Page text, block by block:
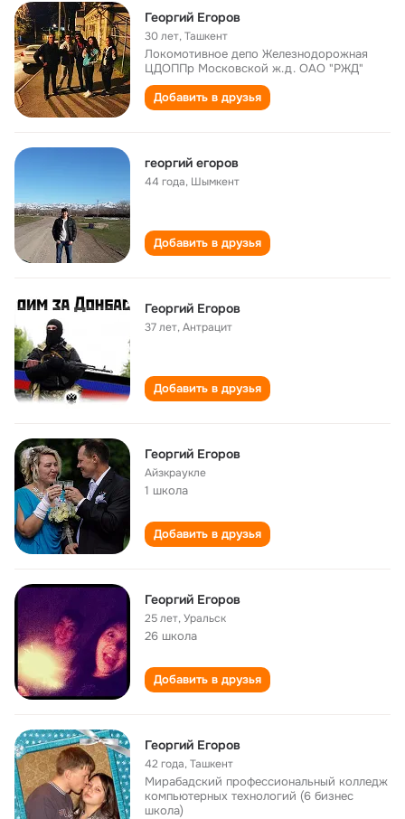
Георгий Егоров
30 лет,Ташкент
Локомотивное депо Железнодорожная
ЦДОППр Московской ж.д. ОАО "РЖД"
Добавить в друзья
георгий егоров
44 года, Шымкент
Добавить в друзья
Георгий Егоров
37 лет,Антрацит
Добавить в друзья
Георгий Егоров
Айзкраукле
1 школа
Добавить в друзья
Георгий Егоров
25 лет,Уральск
26 школа
Добавить в друзья
Георгий Егоров
42 года,Ташкент
Мирабадский профессиональный колледж
компьютерных технологий (6 бизнес
школа)